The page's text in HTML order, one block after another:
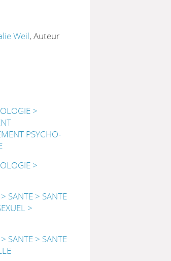
Weil, Auteur
>
PSYCHO-
>
SANTE > SANTE
>
SANTE > SANTE